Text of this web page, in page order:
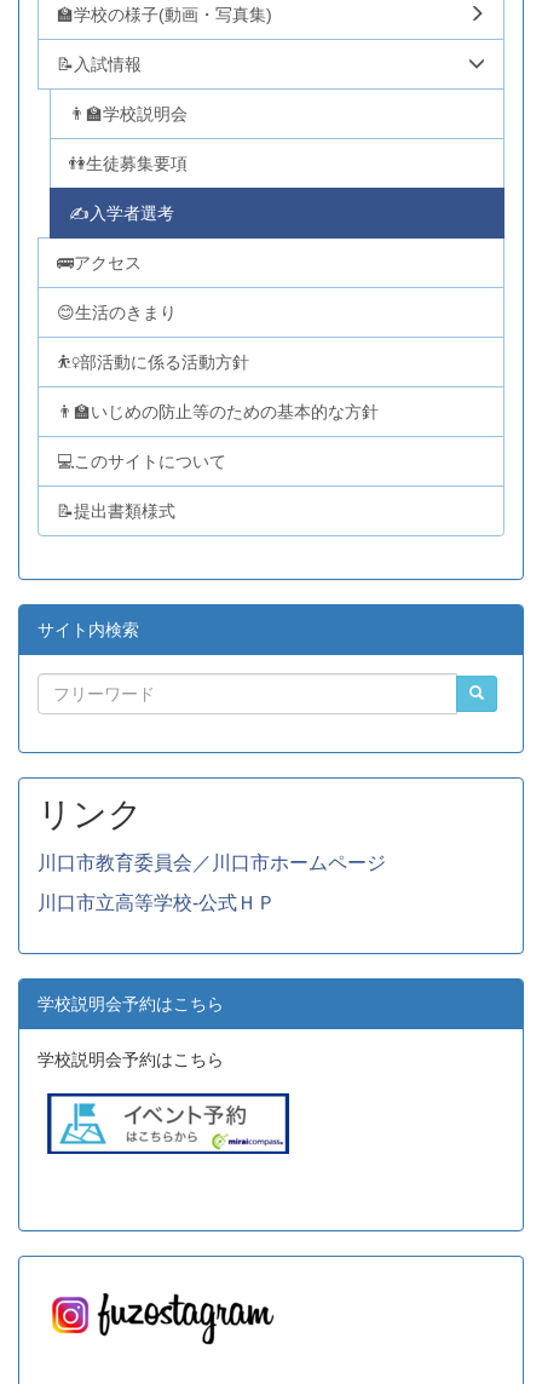
🏫学校の様子(動画・写真集)
📝入試情報
👨‍🏫学校説明会
👫生徒募集要項
✍入学者選考
🚌アクセス
😊生活のきまり
⛹️‍♀️部活動に係る活動方針
👨‍🏫いじめの防止等のための基本的な方針
💻このサイトについて
📝提出書類様式
サイト内検索
リンク
川口市教育委員会／川口市ホームページ
川口市立高等学校-公式ＨＰ
学校説明会予約はこちら
学校説明会予約はこちら